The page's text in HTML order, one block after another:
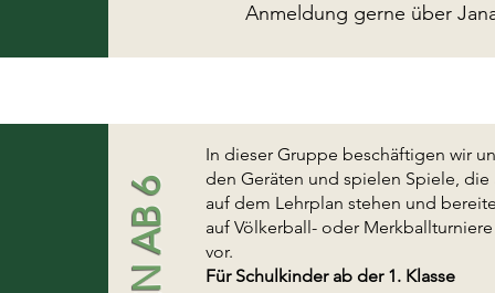
Anmeldung gerne über
In dieser Gruppe beschäftigen wir
den Geräten und spielen Spiele,
auf dem Lehrplan stehen und
auf Völkerball- oder
vor.
​Für Schulkinder ab der 1. Klasse